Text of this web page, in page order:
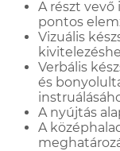
A részt vevő
pontos
Vizuális
Verbális
és
A nyújtás
A